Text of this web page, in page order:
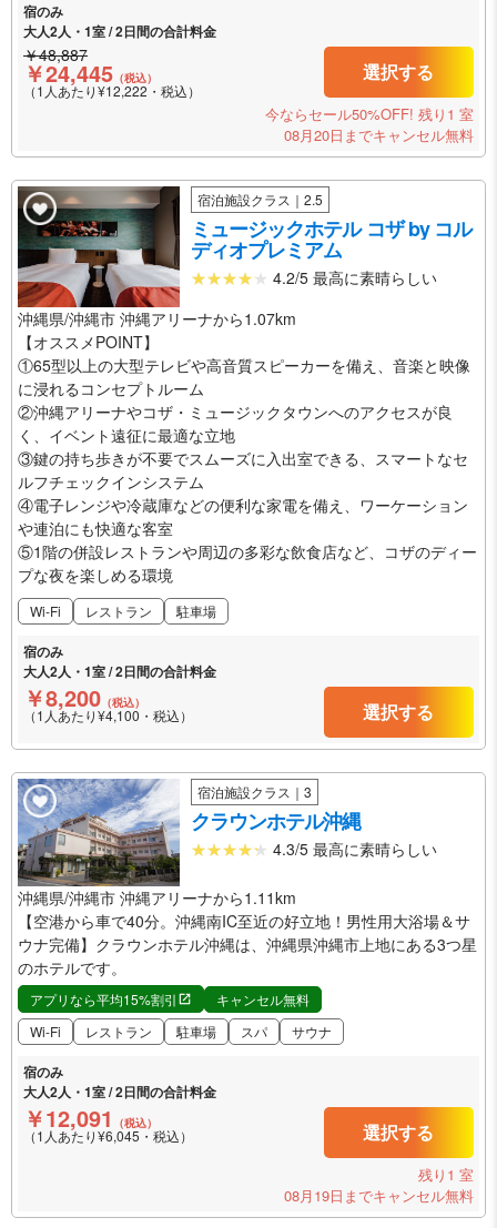
宿のみ
大人2人・1室 / 2日間の合計料金
￥48,887
￥24,445 （税込）
（1人あたり¥12,222・税込）
選択する
今ならセール50%OFF! 残り1 室
08月20日までキャンセル無料
宿泊施設クラス｜2.5
ミュージックホテル コザ by コル
ディオプレミアム
4.2/5 最高に素晴らしい
沖縄県/沖縄市 沖縄アリーナから1.07km
【オススメPOINT】
①65型以上の大型テレビや高音質スピーカーを備え、音楽と映像
に浸れるコンセプトルーム
②沖縄アリーナやコザ・ミュージックタウンへのアクセスが良
く、イベント遠征に最適な立地
③鍵の持ち歩きが不要でスムーズに入出室できる、スマートなセ
ルフチェックインシステム
④電子レンジや冷蔵庫などの便利な家電を備え、ワーケーション
や連泊にも快適な客室
⑤1階の併設レストランや周辺の多彩な飲食店など、コザのディー
プな夜を楽しめる環境
Wi-Fi レストラン 駐車場
宿のみ
大人2人・1室 / 2日間の合計料金
￥8,200 （税込）
（1人あたり¥4,100・税込） 選択する
宿泊施設クラス｜3
クラウンホテル沖縄
4.3/5 最高に素晴らしい
沖縄県/沖縄市 沖縄アリーナから1.11km
【空港から車で40分。沖縄南IC至近の好立地！男性用大浴場＆サ
ウナ完備】クラウンホテル沖縄は、沖縄県沖縄市上地にある3つ星
のホテルです。
アプリなら平均15%割引
キャンセル無料
Wi-Fi
レストラン 駐車場 スパ サウナ
宿のみ
大人2人・1室 / 2日間の合計料金
￥12,091 （税込）
（1人あたり¥6,045・税込） 選択する
残り1 室
08月19日までキャンセル無料